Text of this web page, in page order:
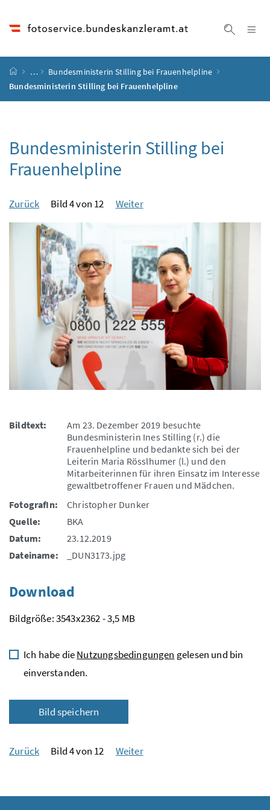
Startseite
…
Bundesministerin Stilling bei Frauenhelpline
Bundesministerin Stilling bei Frauenhelpline
Bundesministerin Stilling bei
Frauenhelpline
Zurück Bild 4 von 12 Weiter
Bildtext:
Am 23. Dezember 2019 besuchte
Bundesministerin Ines Stilling (r.) die
Frauenhelpline und bedankte sich bei der
Leiterin Maria Rösslhumer (l.) und den
Mitarbeiterinnen für ihren Einsatz im Interesse
gewaltbetroffener Frauen und Mädchen.
FotografIn:
Christopher Dunker
Quelle:
BKA
Datum:
23.12.2019
Dateiname:
_DUN3173.jpg
Download
Bildgröße: 3543x2362 - 3,5 MB
Ich habe dieNutzungsbedingungen gelesen und bin
einverstanden.
Bild speichern
Zurück Bild 4 von 12 Weiter